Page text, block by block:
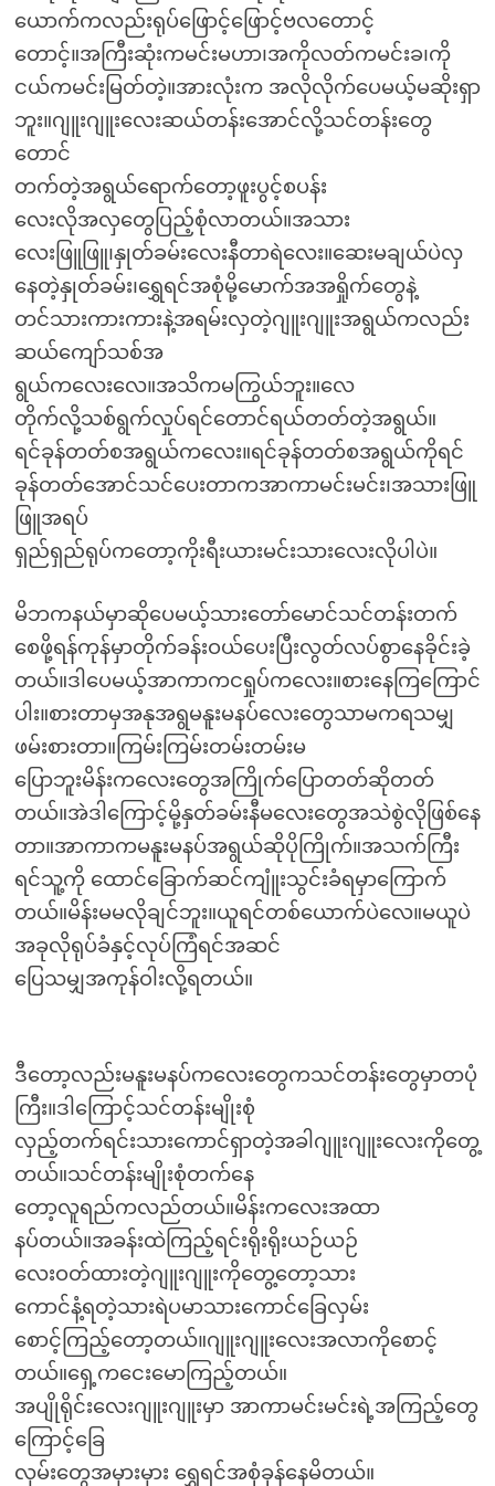
ယောက်ကလည်းရုပ်ဖြောင့်ဖြောင့်ဗလတောင့်
တောင့်။အကြီးဆုံးကမင်းမဟာ၊အကိုလတ်ကမင်းခ၊ကို
ငယ်ကမင်းမြတ်တဲ့။အားလုံးက အလိုလိုက်ပေမယ့်မဆိုးရှာ
ဘူး။ဂျူးဂျူးလေးဆယ်တန်းအောင်လို့သင်တန်းတွေ
တောင်
တက်တဲ့အရွယ်ရောက်တော့ဖူးပွင့်စပန်း
လေးလိုအလှတွေပြည့်စုံလာတယ်။အသား
လေးဖြူဖြူ၊နှုတ်ခမ်းလေးနီတာရဲလေး။ဆေးမချယ်ပဲလှ
နေတဲ့နှုတ်ခမ်း၊ရွှေရင်အစုံမို့မောက်အအရှိုက်တွေနဲ့
တင်သားကားကားနဲ့အရမ်းလှတဲ့ဂျူးဂျူးအရွယ်ကလည်း
ဆယ်ကျော်သစ်အ
ရွယ်ကလေးလေ။အသိကမကြွယ်ဘူး။လေ
တိုက်လို့သစ်ရွက်လှုပ်ရင်တောင်ရယ်တတ်တဲ့အရွယ်။
ရင်ခုန်တတ်စအရွယ်ကလေး။ရင်ခုန်တတ်စအရွယ်ကိုရင်
ခုန်တတ်အောင်သင်ပေးတာကအာကာမင်းမင်း၊အသားဖြူ
ဖြူအရပ်
ရှည်ရှည်ရုပ်ကတော့ကိုးရီးယားမင်းသားလေးလိုပါပဲ။
မိဘကနယ်မှာဆိုပေမယ့်သားတော်မောင်သင်တန်းတက်
စေဖို့ရန်ကုန်မှာတိုက်ခန်းဝယ်ပေးပြီးလွတ်လပ်စွာနေခိုင်းခဲ့
တယ်။ဒါပေမယ့်အာကာကငရှုပ်ကလေး။စားနေကြကြောင်
ပါး။စားတာမှအနုအရွမနူးမနပ်လေးတွေသာမကရသမျှ
ဖမ်းစားတာ။ကြမ်းကြမ်းတမ်းတမ်းမ
ပြောဘူးမိန်းကလေးတွေအကြိုက်ပြောတတ်ဆိုတတ်
တယ်။အဲဒါကြောင့်မို့နှတ်ခမ်းနီမလေးတွေအသဲစွဲလိုဖြစ်နေ
တာ။အာကာကမနူးမနပ်အရွယ်ဆိုပိုကြိုက်။အသက်ကြီး
ရင်သူ့ကို ထောင်ခြောက်ဆင်ကျူံးသွင်းခံရမှာကြောက်
တယ်။မိန်းမမလိုချင်ဘူး။ယူရင်တစ်ယောက်ပဲလေ။မယူပဲ
အခုလိုရုပ်ခံနှင့်လုပ်ကြံရင်အဆင်
ပြေသမျှအကုန်ဝါးလို့ရတယ်။
ဒီတော့လည်းမနူးမနပ်ကလေးတွေကသင်တန်းတွေမှာတပုံ
ကြီး။ဒါကြောင့်သင်တန်းမျိုးစုံ
လှည့်တက်ရင်းသားကောင်ရှာတဲ့အခါဂျူးဂျူးလေးကိုတွေ့
တယ်။သင်တန်းမျိုးစုံတက်နေ
တော့လူရည်ကလည်တယ်။မိန်းကလေးအထာ
နပ်တယ်။အခန်းထဲကြည့်ရင်းရိုးရိုးယဉ်ယဉ်
လေးဝတ်ထားတဲ့ဂျူးဂျူးကိုတွေ့တော့သား
ကောင်နံ့ရတဲ့သားရဲပမာသားကောင်ခြေလှမ်း
စောင့်ကြည့်တော့တယ်။ဂျူးဂျူးလေးအလာကိုစောင့်
တယ်။ရှေ့ကငေးမောကြည့်တယ်။
အပျိုရိုင်းလေးဂျူးဂျူးမှာ အာကာမင်းမင်းရဲ့အကြည့်တွေ
ကြောင့်ခြေ
လှမ်းတွေအမှားမှား ရွှေရင်အစုံခုန်နေမိတယ်။